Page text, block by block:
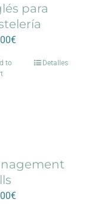
para
€
to
Detalles
€